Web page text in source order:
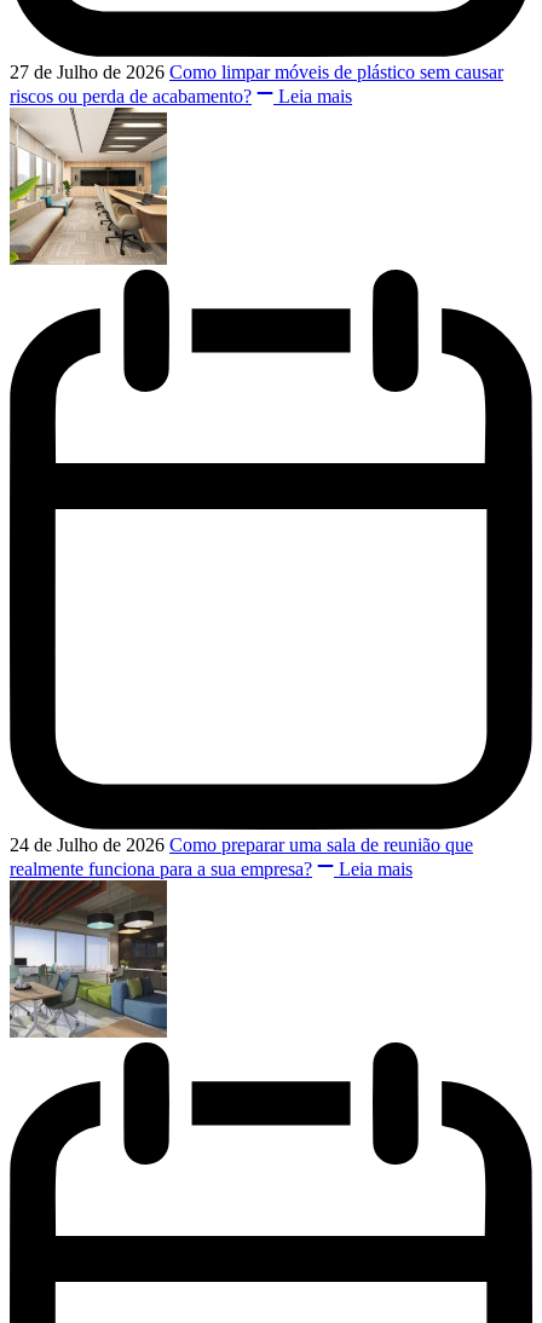
27 de Julho de 2026 Como limpar móveis de plástico sem causar
riscos ou perda de acabamento?
Leia mais
24 de Julho de 2026 Como preparar uma sala de reunião que
realmente funciona para a sua empresa?
Leia mais